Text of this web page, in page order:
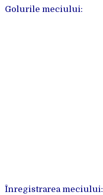
Golurile meciului:
Înregistrarea meciului: